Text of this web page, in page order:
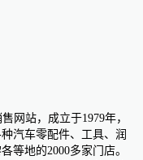
网站，成立于1979年，
汽车零配件、工具、润
等地的2000多家门店。